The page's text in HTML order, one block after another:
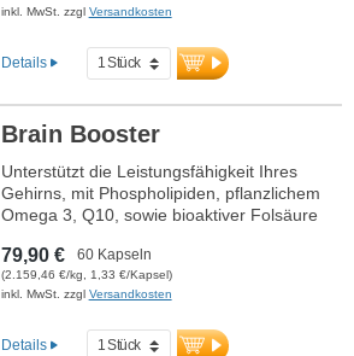
inkl. MwSt. zzgl Versandkosten
Details
Brain Booster
Unterstützt die Leistungsfähigkeit Ihres
Gehirns, mit Phospholipiden, pflanzlichem
Omega 3, Q10, sowie bioaktiver Folsäure
79,90 € 60 Kapseln
(2.159,46 €/kg, 1,33 €/Kapsel)
inkl. MwSt. zzgl Versandkosten
Details